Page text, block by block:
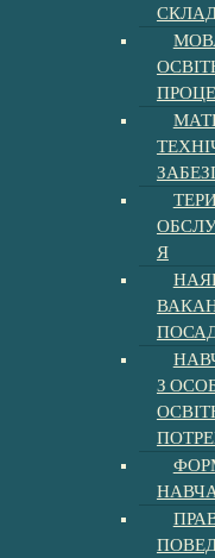
Новини
Опубліковано
ПРОТИ
9:51 am
Я
З